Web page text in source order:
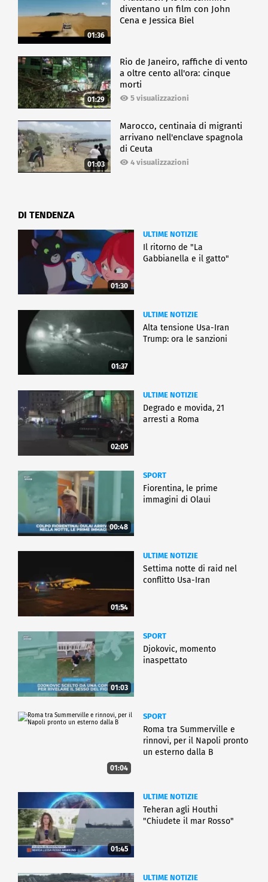
01:36
diventano un film con John
Cena e Jessica Biel
01:29
Rio de Janeiro, raffiche di vento
a oltre cento all'ora: cinque
morti
5 visualizzazioni
01:03
Marocco, centinaia di migranti
arrivano nell'enclave spagnola
di Ceuta
4 visualizzazioni
DI TENDENZA
01:30
ULTIME NOTIZIE
Il ritorno de "La
Gabbianella e il gatto"
01:37
ULTIME NOTIZIE
Alta tensione Usa-Iran
Trump: ora le sanzioni
02:05
ULTIME NOTIZIE
Degrado e movida, 21
arresti a Roma
00:48
SPORT
Fiorentina, le prime
immagini di Olaui
01:54
ULTIME NOTIZIE
Settima notte di raid nel
conflitto Usa-Iran
01:03
SPORT
Djokovic, momento
inaspettato
01:04
SPORT
Roma tra Summerville e
rinnovi, per il Napoli pronto
un esterno dalla B
01:45
ULTIME NOTIZIE
Teheran agli Houthi
"Chiudete il mar Rosso"
ULTIME NOTIZIE